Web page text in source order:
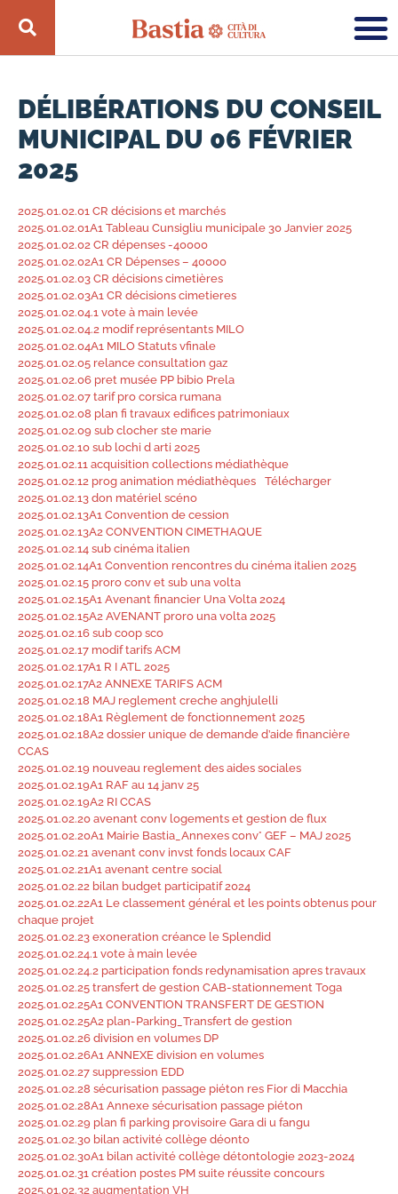
DÉLIBÉRATIONS DU CONSEIL
MUNICIPAL DU 06 FÉVRIER
2025
2025.01.02.01 CR décisions et marchés
2025.01.02.01A1 Tableau Cunsigliu municipale 30 Janvier 2025
2025.01.02.02 CR dépenses -40000
2025.01.02.02A1 CR Dépenses – 40000
2025.01.02.03 CR décisions cimetières
2025.01.02.03A1 CR décisions cimetieres
2025.01.02.04.1 vote à main levée
2025.01.02.04.2 modif représentants MILO
2025.01.02.04A1 MILO Statuts vfinale
2025.01.02.05 relance consultation gaz
2025.01.02.06 pret musée PP bibio Prela
2025.01.02.07 tarif pro corsica rumana
2025.01.02.08 plan fi travaux edifices patrimoniaux
2025.01.02.09 sub clocher ste marie
2025.01.02.10 sub lochi d arti 2025
2025.01.02.11 acquisition collections médiathèque
2025.01.02.12 prog animation médiathèques
Télécharger
2025.01.02.13 don matériel scéno
2025.01.02.13A1 Convention de cession
2025.01.02.13A2 CONVENTION CIMETHAQUE
2025.01.02.14 sub cinéma italien
2025.01.02.14A1 Convention rencontres du cinéma italien 2025
2025.01.02.15 proro conv et sub una volta
2025.01.02.15A1 Avenant financier Una Volta 2024
2025.01.02.15A2 AVENANT proro una volta 2025
2025.01.02.16 sub coop sco
2025.01.02.17 modif tarifs ACM
2025.01.02.17A1 R I ATL 2025
2025.01.02.17A2 ANNEXE TARIFS ACM
2025.01.02.18 MAJ reglement creche anghjulelli
2025.01.02.18A1 Règlement de fonctionnement 2025
2025.01.02.18A2 dossier unique de demande d’aide financière
CCAS
2025.01.02.19 nouveau reglement des aides sociales
2025.01.02.19A1 RAF au 14 janv 25
2025.01.02.19A2 RI CCAS
2025.01.02.20 avenant conv logements et gestion de flux
2025.01.02.20A1 Mairie Bastia_Annexes conv° GEF – MAJ 2025
2025.01.02.21 avenant conv invst fonds locaux CAF
2025.01.02.21A1 avenant centre social
2025.01.02.22 bilan budget participatif 2024
2025.01.02.22A1 Le classement général et les points obtenus pour
chaque projet
2025.01.02.23 exoneration créance le Splendid
2025.01.02.24.1 vote à main levée
2025.01.02.24.2 participation fonds redynamisation apres travaux
2025.01.02.25 transfert de gestion CAB-stationnement Toga
2025.01.02.25A1 CONVENTION TRANSFERT DE GESTION
2025.01.02.25A2 plan-Parking_Transfert de gestion
2025.01.02.26 division en volumes DP
2025.01.02.26A1 ANNEXE division en volumes
2025.01.02.27 suppression EDD
2025.01.02.28 sécurisation passage piéton res Fior di Macchia
2025.01.02.28A1 Annexe sécurisation passage piéton
2025.01.02.29 plan fi parking provisoire Gara di u fangu
2025.01.02.30 bilan activité collège déonto
2025.01.02.30A1 bilan activité collège détontologie 2023-2024
2025.01.02.31 création postes PM suite réussite concours
2025.01.02.32 augmentation VH